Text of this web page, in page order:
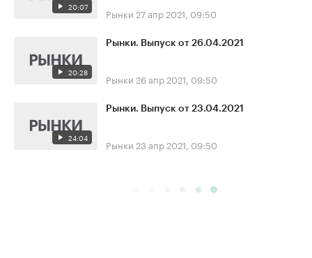
20:07 Рынки 27 апр 2021, 09:50
20:28
Рынки. Выпуск от 26.04.2021
Рынки 26 апр 2021, 09:50
24:04
Рынки. Выпуск от 23.04.2021
Рынки 23 апр 2021, 09:50